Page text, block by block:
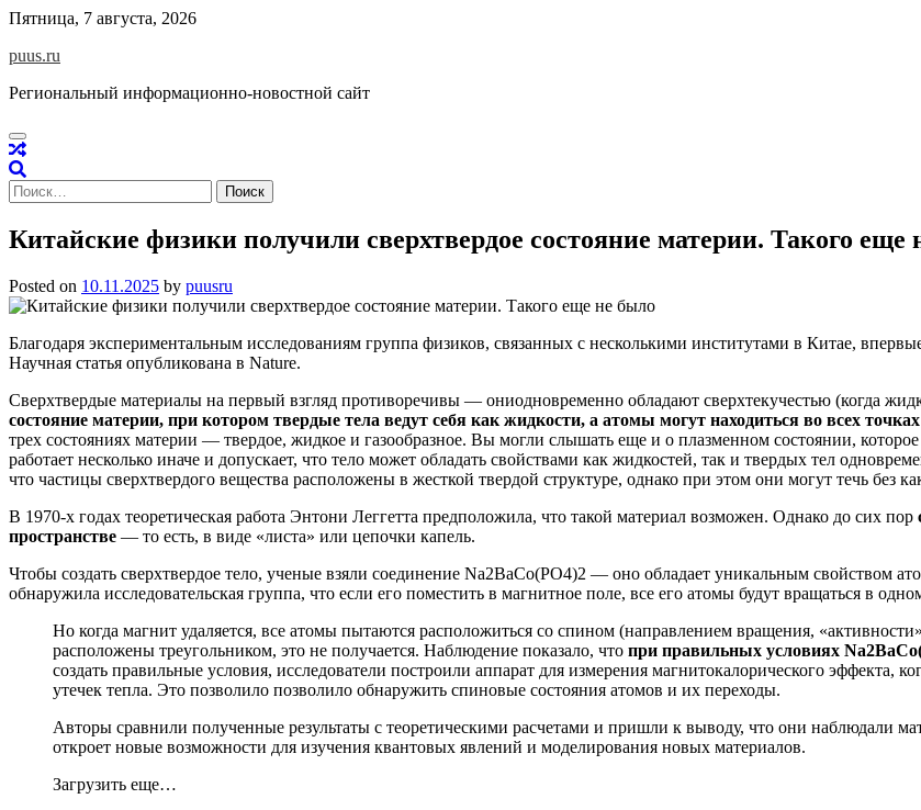
Skip
content
Пятница, 7 августа, 2026
puus.ru
Региональный информационно-новостной сайт
Найти:
Китайские физики получили сверхтвердое состояние материи. Такого еще
Posted on 10.11.2025 by puusru
Благодаря экспериментальным исследованиям группа физиков, связанных с несколькими институтами в Китае,
Научная статья опубликована в Nature.
Сверхтвердые материалы на первый взгляд противоречивы — ониодновременно обладают сверхтекучестью (когда
состояние материи, при котором твердые тела ведут себя как жидкости, а атомы могут находиться во всех
трех состояниях материи — твердое, жидкое и газообразное. Вы могли слышать еще и о плазменном состоянии,
работает несколько иначе и допускает, что тело может обладать свойствами как жидкостей, так и твердых тел
что частицы сверхтвердого вещества расположены в жесткой твердой структуре, однако при этом они могут течь без
В 1970-х годах теоретическая работа Энтони Леггетта предположила, что такой материал возможен. Однако до сих пор
пространстве — то есть, в виде «листа» или цепочки капель.
Чтобы создать сверхтвердое тело, ученые взяли соединение Na2BaCo(PO4)2 — оно обладает уникальным свойством
обнаружила исследовательская группа, что если его поместить в магнитное поле, все его атомы будут вращаться в
Но когда магнит удаляется, все атомы пытаются расположиться со спином (направлением вращения,
расположены треугольником, это не получается. Наблюдение показало, что при правильных условиях
создать правильные условия, исследователи построили аппарат для измерения магнитокалорического эффекта,
утечек тепла. Это позволило позволило обнаружить спиновые состояния атомов и их переходы.
Авторы сравнили полученные результаты с теоретическими расчетами и пришли к выводу, что они наблюдали
откроет новые возможности для изучения квантовых явлений и моделирования новых материалов.
Загрузить еще…